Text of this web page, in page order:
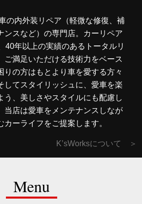
の内外装リペア（軽微な修復、補
ンスなど）の専門店。カーリペア
40年以上の実績のあるトータルリ
ご満足いただける技術力をベース
りの方はもとより車を愛する方々
してスタイリッシュに、愛車を楽
う、美しさやスタイルにも配慮し
当店は愛車をメンテナンスしなが
カーライフをご提案します。
K’sWorksについて ＞
Menu